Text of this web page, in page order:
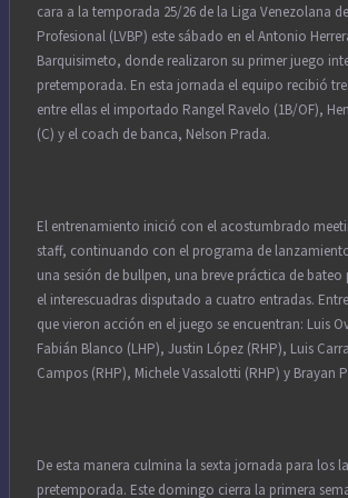
cara a la temporada 25/26 de la Liga Venezolana
Profesional (LVBP) este sábado en el Antonio
Barquisimeto, donde realizaron su primer juego
pretemporada. En esta jornada el equipo recibió
entre ellas el importado Rangel Ravelo (1B/OF),
(C) y el coach de banca, Nelson Prada.
El entrenamiento inició con el acostumbrado
staff, continuando con el programa de
una sesión de bullpen, una breve práctica de
el interescuadras disputado a cuatro entradas.
que vieron acción en el juego se encuentran: Luis
Fabián Blanco (LHP), Justin López (RHP), Luis
Campos (RHP), Michele Vassalotti (RHP) y Brayan
De esta manera culmina la sexta jornada para los
pretemporada. Este domingo cierra la primera